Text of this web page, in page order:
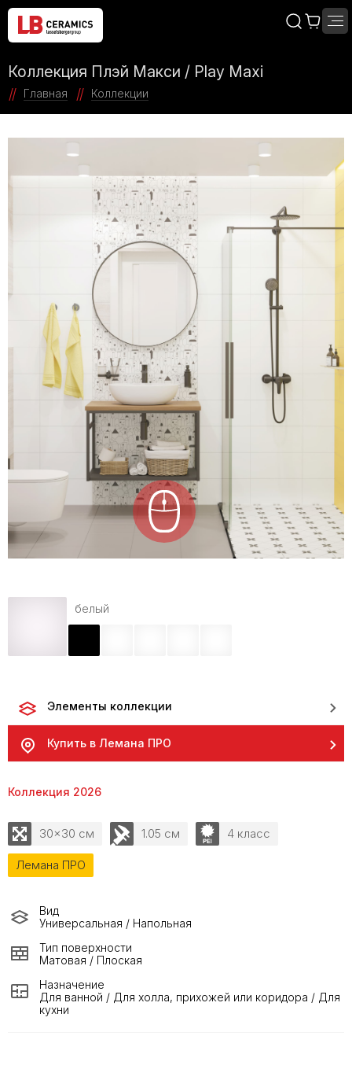
Коллекция Плэй Макси / Play Maxi
Главная Коллекции
белый
Элементы коллекции
Купить в Лемана ПРО
Коллекция 2026
30x30 см 1.05 см 4 класс
Лемана ПРО
Вид
Универсальная / Напольная
Тип поверхности
Матовая / Плоская
Назначение
Для ванной / Для холла, прихожей или коридора / Для
кухни